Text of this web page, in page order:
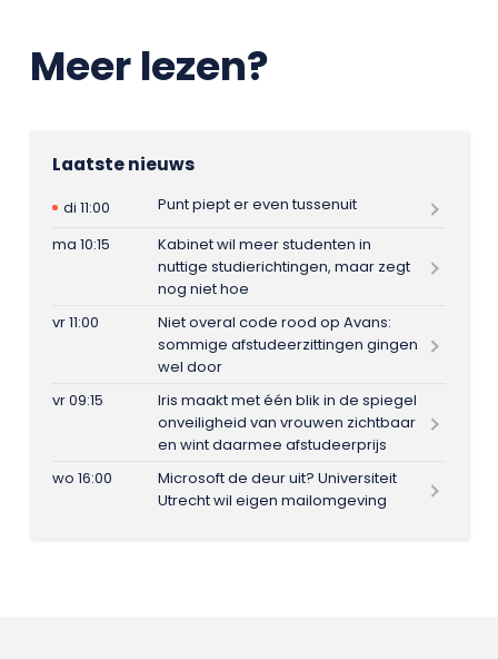
Meer lezen?
Laatste nieuws
di 11:00
Punt piept er even tussenuit
ma 10:15
Kabinet wil meer studenten in
nuttige studierichtingen, maar zegt
nog niet hoe
vr 11:00
Niet overal code rood op Avans:
sommige afstudeerzittingen gingen
wel door
vr 09:15
Iris maakt met één blik in de spiegel
onveiligheid van vrouwen zichtbaar
en wint daarmee afstudeerprijs
wo 16:00
Microsoft de deur uit? Universiteit
Utrecht wil eigen mailomgeving